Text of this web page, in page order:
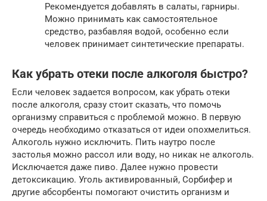
Рекомендуется добавлять в салаты, гарниры.
Можно принимать как самостоятельное
средство, разбавляя водой, особенно если
человек принимает синтетические препараты.
Как убрать отеки после алкоголя быстро?
Если человек задается вопросом, как убрать отеки
после алкоголя, сразу стоит сказать, что помочь
организму справиться с проблемой можно. В первую
очередь необходимо отказаться от идеи опохмелиться.
Алкоголь нужно исключить. Пить наутро после
застолья можно рассол или воду, но никак не алкоголь.
Исключается даже пиво. Далее нужно провести
детоксикацию. Уголь активированный, Сорбифер и
другие абсорбенты помогают очистить организм и